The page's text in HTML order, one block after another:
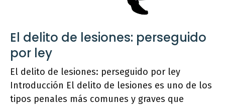
El delito de lesiones: perseguido
por ley
El delito de lesiones: perseguido por ley
Introducción El delito de lesiones es uno de los
tipos penales más comunes y graves que